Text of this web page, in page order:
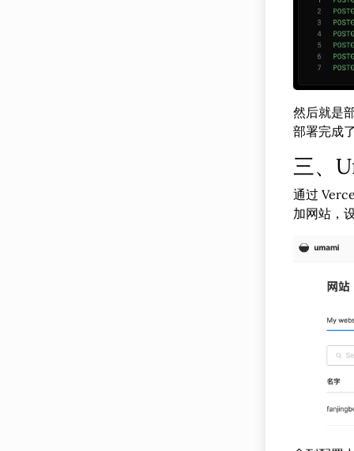
然后就是
部署完成
三、
通过
加网站，